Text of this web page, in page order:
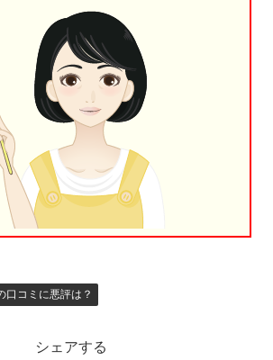
コミに悪評は？
シェアする